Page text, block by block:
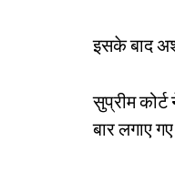
इसके बाद
सुप्रीम
बार लगाए